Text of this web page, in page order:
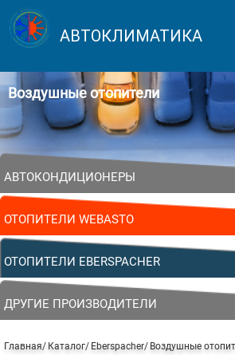
АВТОКЛИМАТИКА
Воздушные отопители
АВТОКОНДИЦИОНЕРЫ
ОТОПИТЕЛИ WEBASTO
ОТОПИТЕЛИ EBERSPACHER
ДРУГИЕ ПРОИЗВОДИТЕЛИ
Главная Каталог Eberspacher Воздушные